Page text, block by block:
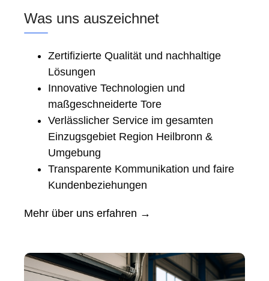
Was uns auszeichnet
Zertifizierte Qualität und nachhaltige
Lösungen
Innovative Technologien und
maßgeschneiderte Tore
Verlässlicher Service im gesamten
Einzugsgebiet Region Heilbronn &
Umgebung
Transparente Kommunikation und faire
Kundenbeziehungen
Mehr über uns erfahren →